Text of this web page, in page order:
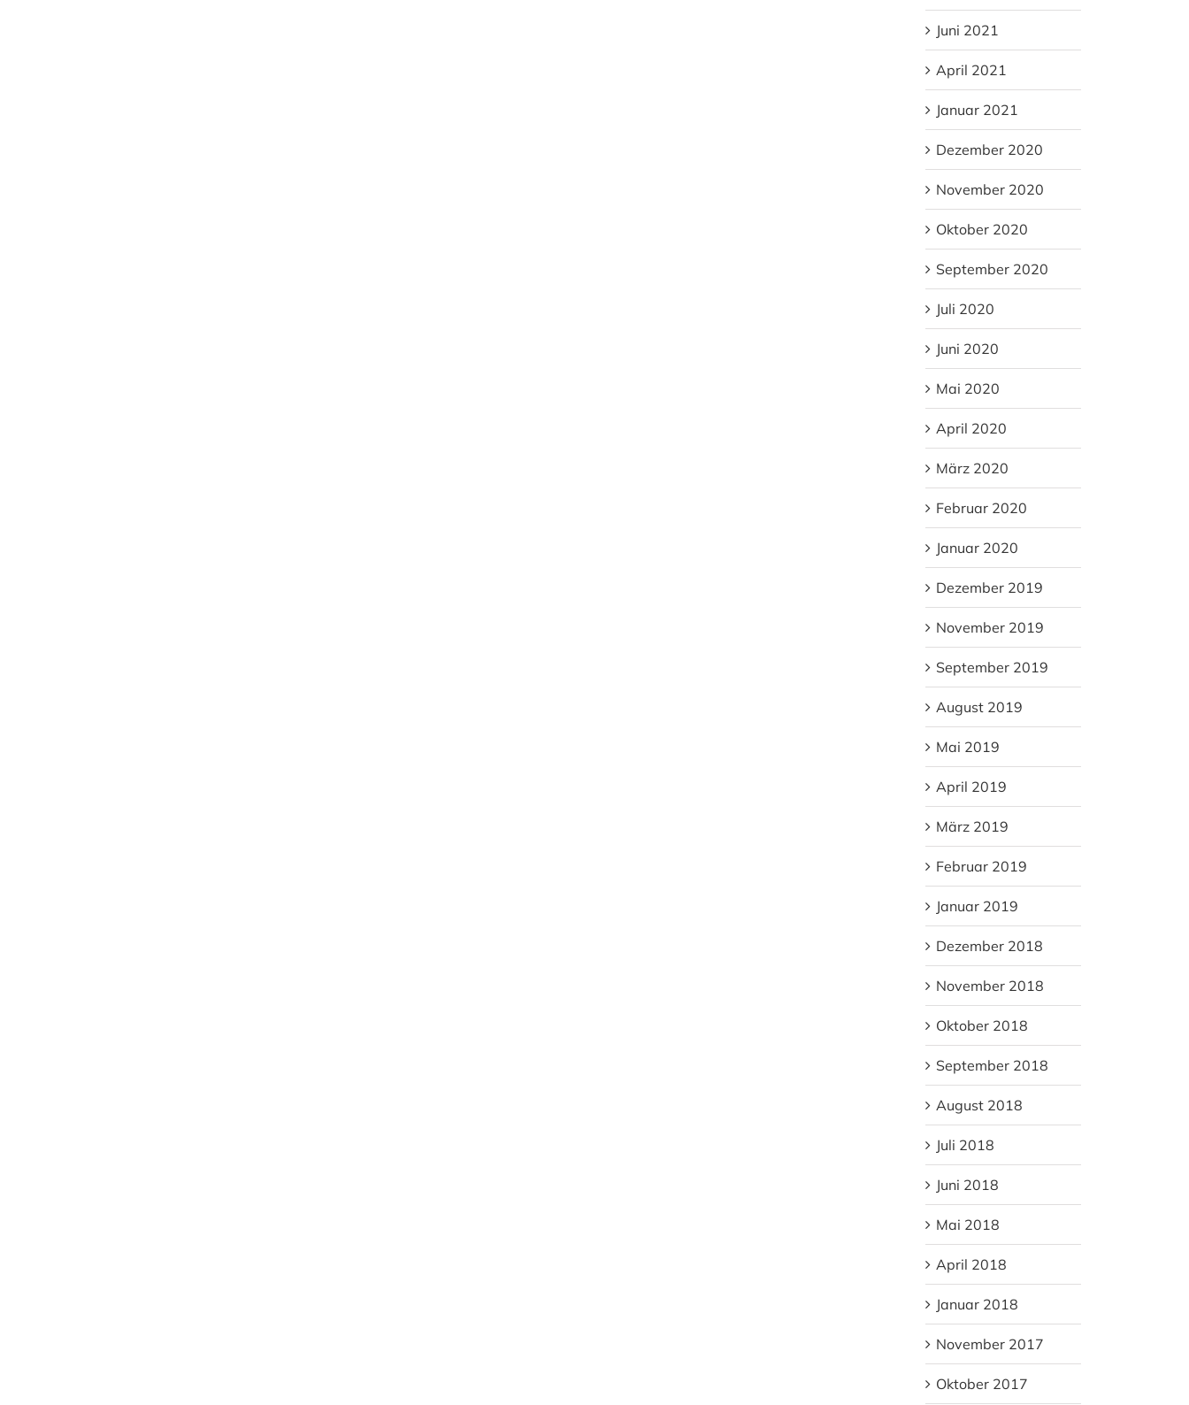
Juni 2021
April 2021
Januar 2021
Dezember 2020
November 2020
Oktober 2020
September 2020
Juli 2020
Juni 2020
Mai 2020
April 2020
März 2020
Februar 2020
Januar 2020
Dezember 2019
November 2019
September 2019
August 2019
Mai 2019
April 2019
März 2019
Februar 2019
Januar 2019
Dezember 2018
November 2018
Oktober 2018
September 2018
August 2018
Juli 2018
Juni 2018
Mai 2018
April 2018
Januar 2018
November 2017
Oktober 2017